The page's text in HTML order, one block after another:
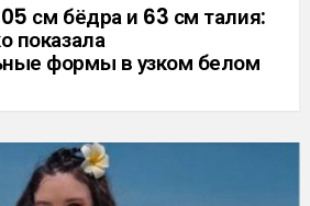
см бёдра и 63 см талия:
показала
формы в узком белом